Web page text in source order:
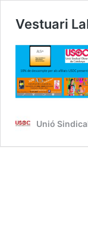
Vestuari
Unió